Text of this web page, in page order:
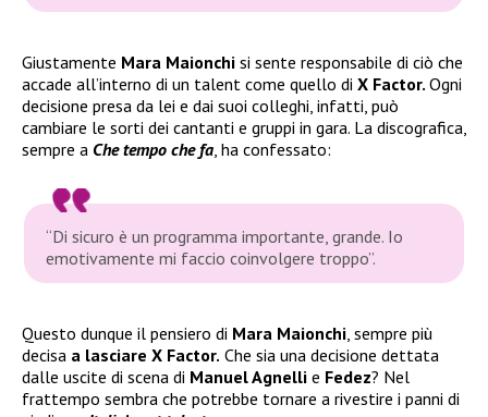
Giustamente Mara Maionchi si sente responsabile di ciò che
accade all’interno di un talent come quello di X Factor. Ogni
decisione presa da lei e dai suoi colleghi, infatti, può
cambiare le sorti dei cantanti e gruppi in gara. La discografica,
sempre a Che tempo che fa, ha confessato:
“Di sicuro è un programma importante, grande. Io
emotivamente mi faccio coinvolgere troppo”.
Questo dunque il pensiero di Mara Maionchi , sempre più
decisa a lasciare X Factor. Che sia una decisione dettata
dalle uscite di scena di Manuel Agnelli e Fedez? Nel
frattempo sembra che potrebbe tornare a rivestire i panni di